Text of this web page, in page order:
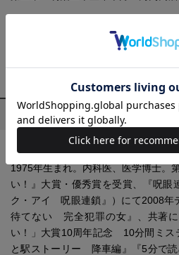
第四章 明治二十四年四月 北海道
プロフィ
桂 修司(かつら しゅうじ)
1975年生まれ。内科医、医学博士。
い！』大賞・優秀賞を受賞、『呪眼
ク・アイ 呪眼連鎖』）にて2008年
待てない 完全犯罪の女』、共著
い！」大賞10周年記念 10分間ミス
と駅ストーリー 降車編』『5分で